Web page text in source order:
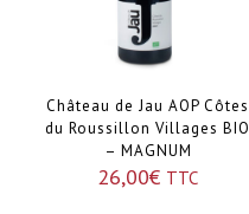
Château de Jau AOP Côtes
du Roussillon Villages BIO
– MAGNUM
26,00€ TTC